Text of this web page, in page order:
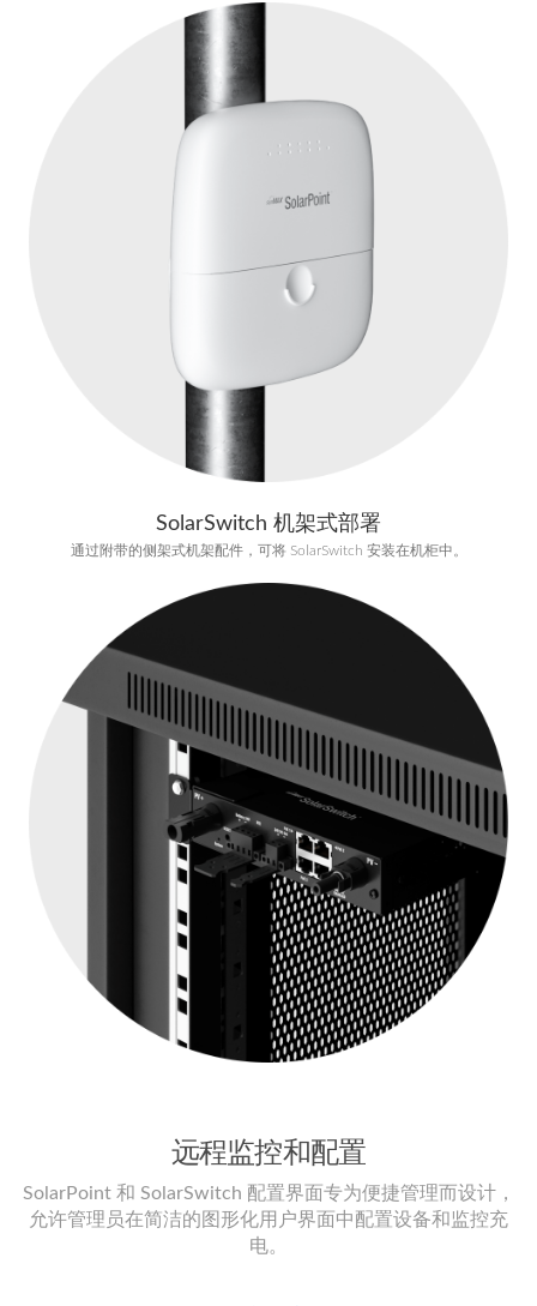
SolarSwitch 机架式部署
通过附带的侧架式机架配件，可将 SolarSwitch 安装在机柜中。
远程监控和配置
SolarPoint 和 SolarSwitch 配置界面专为便捷管理而设计，
允许管理员在简洁的图形化用户界面中配置设备和监控充
电。